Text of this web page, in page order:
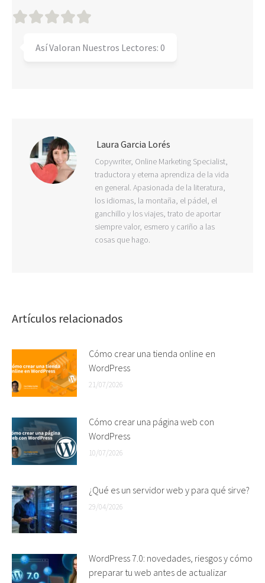
Así Valoran Nuestros Lectores: 0
Laura Garcia Lorés
Copywriter, Online Marketing Specialist,
traductora y eterna aprendiza de la vida
en general. Apasionada de la literatura,
los idiomas, la montaña, el pádel, el
ganchillo y los viajes, trato de aportar
siempre valor, esmero y cariño a las
cosas que hago.
Artículos relacionados
Cómo crear una tienda online en
WordPress
21/07/2026
Cómo crear una página web con
WordPress
10/07/2026
¿Qué es un servidor web y para qué sirve?
29/04/2026
WordPress 7.0: novedades, riesgos y cómo
preparar tu web antes de actualizar